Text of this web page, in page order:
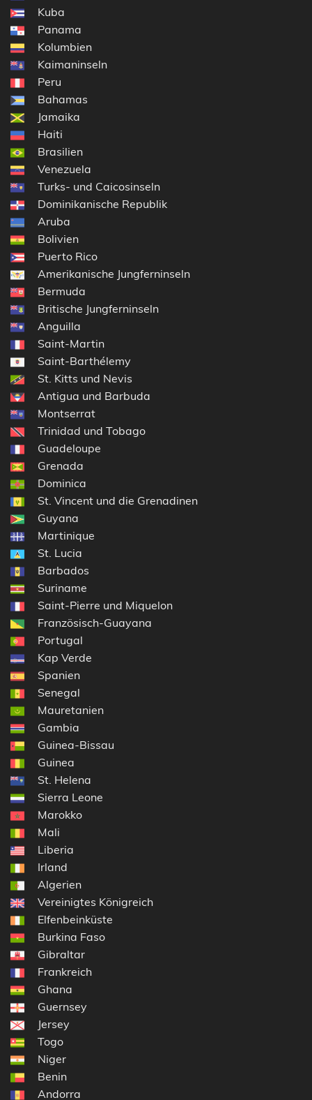
Kuba
Panama
Kolumbien
Kaimaninseln
Peru
Bahamas
Jamaika
Haiti
Brasilien
Venezuela
Turks- und Caicosinseln
Dominikanische Republik
Aruba
Bolivien
Puerto Rico
Amerikanische Jungferninseln
Bermuda
Britische Jungferninseln
Anguilla
Saint-Martin
Saint-Barthélemy
St. Kitts und Nevis
Antigua und Barbuda
Montserrat
Trinidad und Tobago
Guadeloupe
Grenada
Dominica
St. Vincent und die Grenadinen
Guyana
Martinique
St. Lucia
Barbados
Suriname
Saint-Pierre und Miquelon
Französisch-Guayana
Portugal
Kap Verde
Spanien
Senegal
Mauretanien
Gambia
Guinea-Bissau
Guinea
St. Helena
Sierra Leone
Marokko
Mali
Liberia
Irland
Algerien
Vereinigtes Königreich
Elfenbeinküste
Burkina Faso
Gibraltar
Frankreich
Ghana
Guernsey
Jersey
Togo
Niger
Benin
Andorra